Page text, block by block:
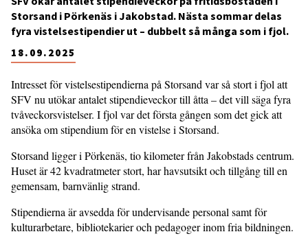
18.09.2025
Storsand i Pörkenäs i Jakobstad. Nästa sommar delas
fyra vistelsestipendier ut – dubbelt så många som i fjol.
Intresset för vistelsestipendierna på Storsand var så stort i fjol att
SFV nu utökar antalet stipendieveckor till åtta – det vill säga fyra
tvåveckorsvistelser. I fjol var det första gången som det gick att
ansöka om stipendium för en vistelse i Storsand.
Storsand ligger i Pörkenäs, tio kilometer från Jakobstads centrum.
Huset är 42 kvadratmeter stort, har havsutsikt och tillgång till en
gemensam, barnvänlig strand.
Stipendierna är avsedda för undervisande personal samt för
kulturarbetare, bibliotekarier och pedagoger inom fria bildningen.